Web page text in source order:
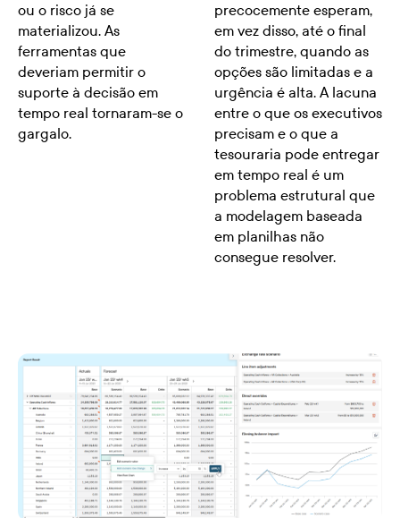
ou o risco já se
materializou. As
ferramentas que
deveriam permitir o
suporte à decisão em
tempo real tornaram-se o
gargalo.
precocemente esperam,
em vez disso, até o final
do trimestre, quando as
opções são limitadas e a
urgência é alta. A lacuna
entre o que os executivos
precisam e o que a
tesouraria pode entregar
em tempo real é um
problema estrutural que
a modelagem baseada
em planilhas não
consegue resolver.